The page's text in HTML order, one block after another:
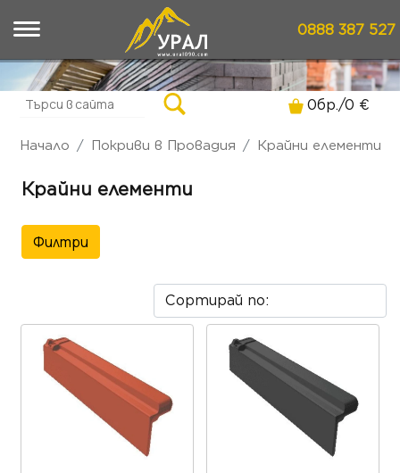
0888 387 527
0бр./0 €
Начало Покриви в Провадия Крайни елементи
Крайни елементи
Филтри